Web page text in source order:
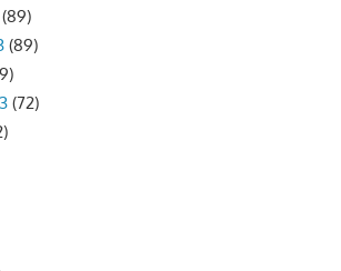
(89)
(72)